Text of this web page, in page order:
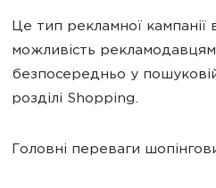
Це тип рекламної кампанії
можливість
безпосередньо у
розділі Shopping.
Головні переваги